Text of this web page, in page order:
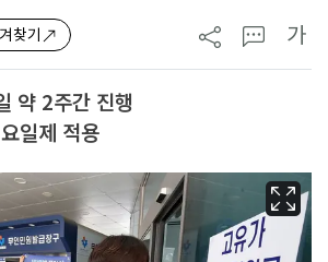
찾기 가
약 2주간 진행
일제 적용